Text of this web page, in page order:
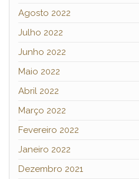
Agosto 2022
Julho 2022
Junho 2022
Maio 2022
Abril 2022
Março 2022
Fevereiro 2022
Janeiro 2022
Dezembro 2021